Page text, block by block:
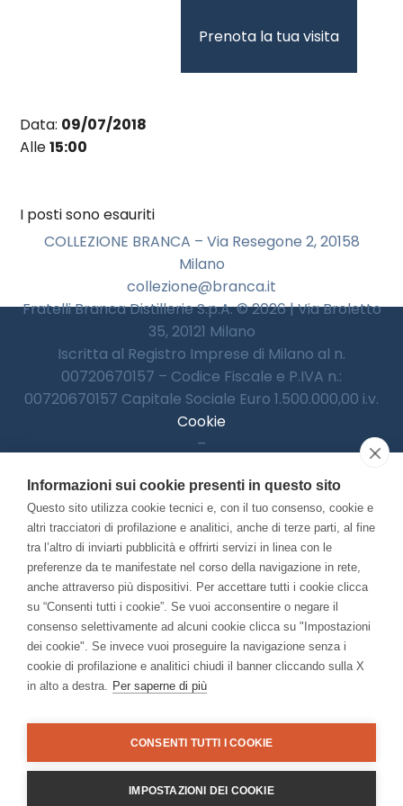
Prenota la tua visita
Data: 09/07/2018
Alle15:00
I posti sono esauriti
COLLEZIONE BRANCA – Via Resegone 2, 20158
Milano
collezione@branca.it
Fratelli Branca Distillerie S.p.A. © 2026 | Via Broletto
35, 20121 Milano
Iscritta al Registro Imprese di Milano al n.
00720670157 – Codice Fiscale e P.IVA n.:
00720670157 Capitale Sociale Euro 1.500.000,00 i.v.
Cookie
–
–
Accessibilitià
Con il contributo di:
Bando “Musei di Impresa 2025”
Informazioni sui cookie presenti in questo sito
Questo sito utilizza cookie tecnici e, con il tuo consenso, cookie e
altri tracciatori di profilazione e analitici, anche di terze parti, al fine
tra l’altro di inviarti pubblicità e offrirti servizi in linea con le
preferenze da te manifestate nel corso della navigazione in rete,
anche attraverso più dispositivi. Per accettare tutti i cookie clicca
su “Consenti tutti i cookie”. Se vuoi acconsentire o negare il
consenso selettivamente ad alcuni cookie clicca su "Impostazioni
dei cookie". Se invece vuoi proseguire la navigazione senza i
cookie di profilazione e analitici chiudi il banner cliccando sulla X
in alto a destra. Per saperne di più
CONSENTI TUTTI I COOKIE
IMPOSTAZIONI DEI COOKIE